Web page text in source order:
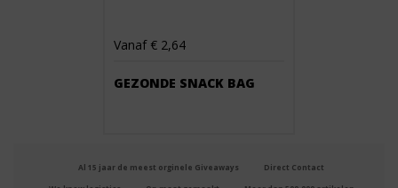
Vanaf € 2,64
GEZONDE SNACK BAG
Al 15 jaar de meest orginele Giveaways Direct Contact